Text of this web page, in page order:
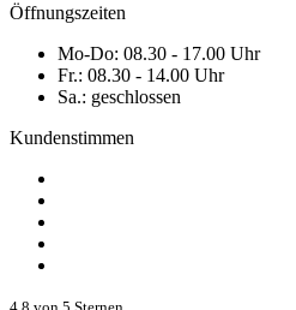
Öffnungszeiten
Mo-Do: 08.30 - 17.00 Uhr
Fr.: 08.30 - 14.00 Uhr
Sa.: geschlossen
Kundenstimmen